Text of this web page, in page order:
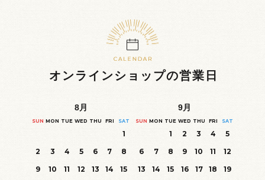
オンラインショップの営業日
8月
SUN MON TUE WED THU FRI SAT
1
2
3 4 5 6 7
8
9
10 11 12 13 14
15
9月
SUN MON TUE WED THU FRI SAT
1 2 3 4
5
6
7 8 9 10 11
12
13
14 15 16 17 18
19